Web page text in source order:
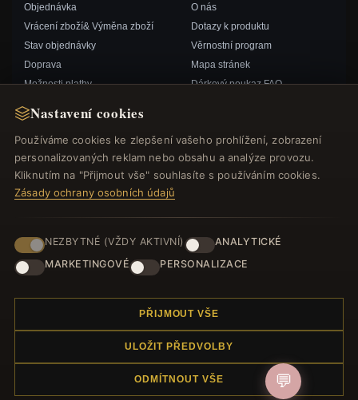
Nastavení cookies
Používáme cookies ke zlepšení vašeho prohlížení, zobrazení
personalizovaných reklam nebo obsahu a analýze provozu.
Kliknutím na "Přijmout vše" souhlasíte s používáním cookies.
Zásady ochrany osobních údajů
NEZBYTNÉ (VŽDY AKTIVNÍ)
ANALYTICKÉ
MARKETINGOVÉ
PERSONALIZACE
PŘIJMOUT VŠE
ULOŽIT PŘEDVOLBY
ODMÍTNOUT VŠE
Objednávka
Vrácení zboží& Výměna zboží
Stav objednávky
Doprava
Možnosti platby
Kontaktujte nás
O nás
Dotazy k produktu
Věrnostní program
Mapa stránek
Dárkový poukaz FAQ
RYCHLÉ ODKAZY
Nové produkty
Speciální nabídky
Blog
Recenze
Přihlásit se
SLEDUJTE NÁS
Náramek.com. Všechna práva vyhrazena.
💬